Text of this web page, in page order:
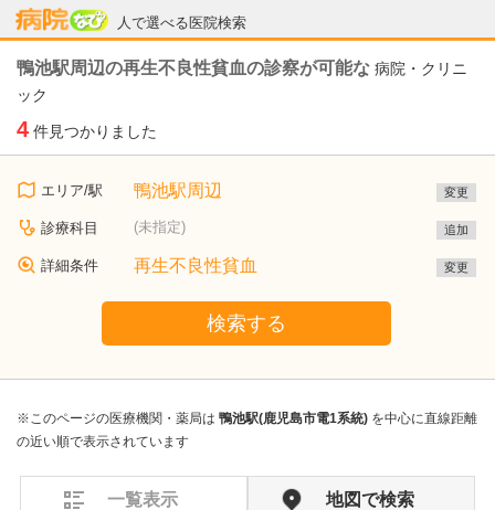
人で選べる医院検索
病院なび
鴨池駅周辺の再生不良性貧血の診察が可能な 病院・クリニ
ック
4 件見つかりました
エリア/駅 鴨池駅周辺 変更
診療科目 (未指定) 追加
詳細条件 再生不良性貧血 変更
検索する
※このページの医療機関・薬局は 鴨池駅(鹿児島市電1系統) を中心に直線距離
の近い順で表示されています
一覧表示 地図で検索